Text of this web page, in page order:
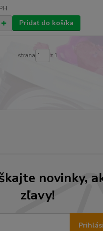
Pridať do košíka
strana z 1
novinky,
zľavy!